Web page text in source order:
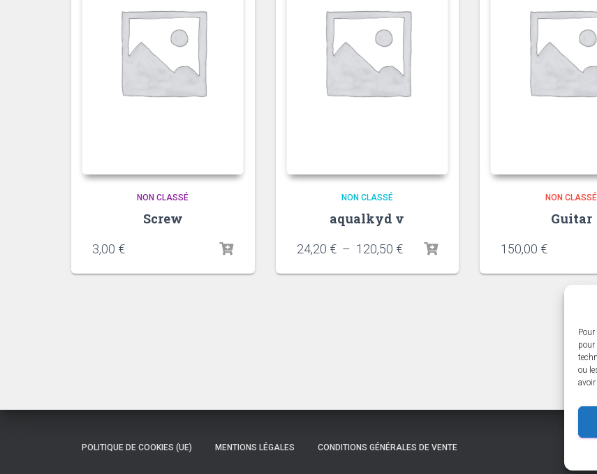
pour
ou
NON CLASSÉ
Screw
3,00 €
NON CLASSÉ
aqualkyd v
24,20 € – 120,50 €Plage
prix :
NON CLASSÉ
Guitar
150,00 €
POLITIQUE DE COOKIES (UE) MENTIONS LÉGALES CONDITIONS GÉNÉRALES DE VENTE